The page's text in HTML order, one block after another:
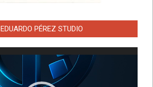
EDUARDO PÉREZ STUDIO